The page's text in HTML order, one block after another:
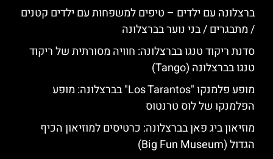
ברצלונה עם ילדים – טיפים למשפחות עם ילדים קטנים
/ מתבגרים / בני נוער בברצלונה
סדנת ריקוד טנגו בברצלונה: חוויה מסורתית של ריקוד
טנגו בברצלונה (Tango)
מופע פלמנקו "Los Tarantos" בברצלונה: מופע
הפלמנקו של לוס טרנטוס
מוזיאון ביג פאן בברצלונה: כרטיסים למוזיאון הכיף
הגדול (Big Fun Museum)